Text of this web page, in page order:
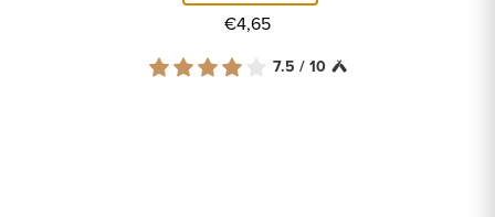
€4,65
7.5 / 10